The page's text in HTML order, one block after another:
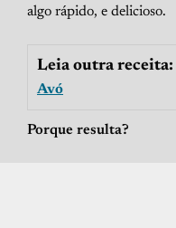
algo rápido, e delicioso.
Leia outra receita:
Avó
Porque resulta?